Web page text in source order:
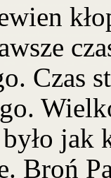
Czas
jak
Broń